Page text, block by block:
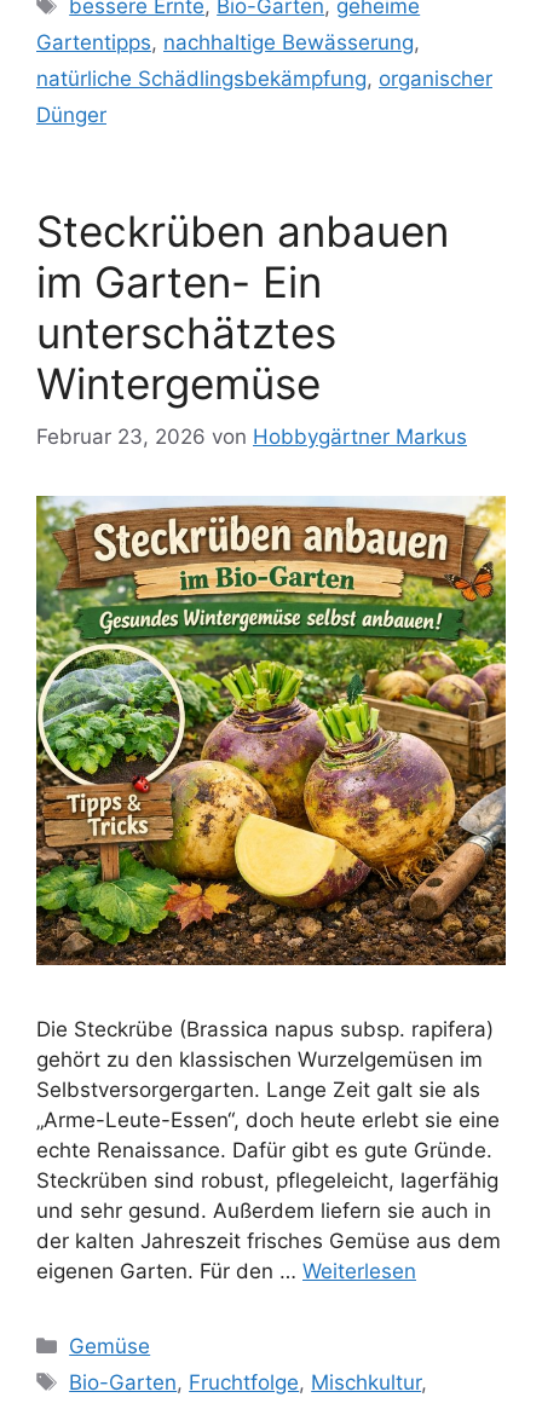
bessere Ernte, Bio-Garten, geheime
Gartentipps, nachhaltige Bewässerung,
natürliche Schädlingsbekämpfung, organischer
Dünger
Steckrüben anbauen
im Garten- Ein
unterschätztes
Wintergemüse
Februar 23, 2026 von Hobbygärtner Markus
Die Steckrübe (Brassica napus subsp. rapifera)
gehört zu den klassischen Wurzelgemüsen im
Selbstversorgergarten. Lange Zeit galt sie als
„Arme-Leute-Essen“, doch heute erlebt sie eine
echte Renaissance. Dafür gibt es gute Gründe.
Steckrüben sind robust, pflegeleicht, lagerfähig
und sehr gesund. Außerdem liefern sie auch in
der kalten Jahreszeit frisches Gemüse aus dem
eigenen Garten. Für den … Weiterlesen
Kategorien
Gemüse
Schlagwörter
Bio-Garten, Fruchtfolge, Mischkultur,